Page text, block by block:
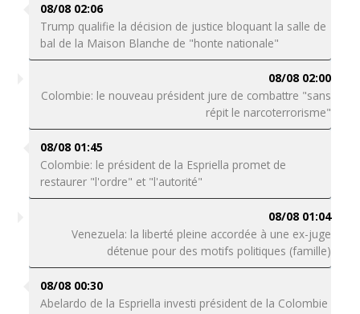
08/08 02:06
Trump qualifie la décision de justice bloquant la salle de
bal de la Maison Blanche de "honte nationale"
08/08 02:00
Colombie: le nouveau président jure de combattre "sans
répit le narcoterrorisme"
08/08 01:45
Colombie: le président de la Espriella promet de
restaurer "l'ordre" et "l'autorité"
08/08 01:04
Venezuela: la liberté pleine accordée à une ex-juge
détenue pour des motifs politiques (famille)
08/08 00:30
Abelardo de la Espriella investi président de la Colombie